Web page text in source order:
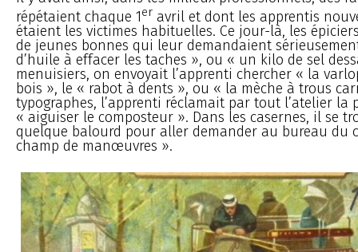
répétaient chaque 1er avril et dont les apprentis
étaient les victimes habituelles. Ce jour-là, les
de jeunes bonnes qui leur demandaient
d’huile à effacer les taches », ou « un kilo de sel
menuisiers, on envoyait l’apprenti chercher « la
bois », le « rabot à dents », ou « la mèche à trous
typographes, l’apprenti réclamait par tout l’atelier la
« aiguiser le composteur ». Dans les casernes, il se
quelque balourd pour aller demander au bureau du
champ de manœuvres ».